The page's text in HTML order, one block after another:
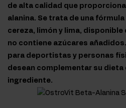
de alta calidad que
alanina. Se trata de una
cereza, limón y lima,
no contiene azúcares
para deportistas y personas
desean complementar su dieta
ingrediente.